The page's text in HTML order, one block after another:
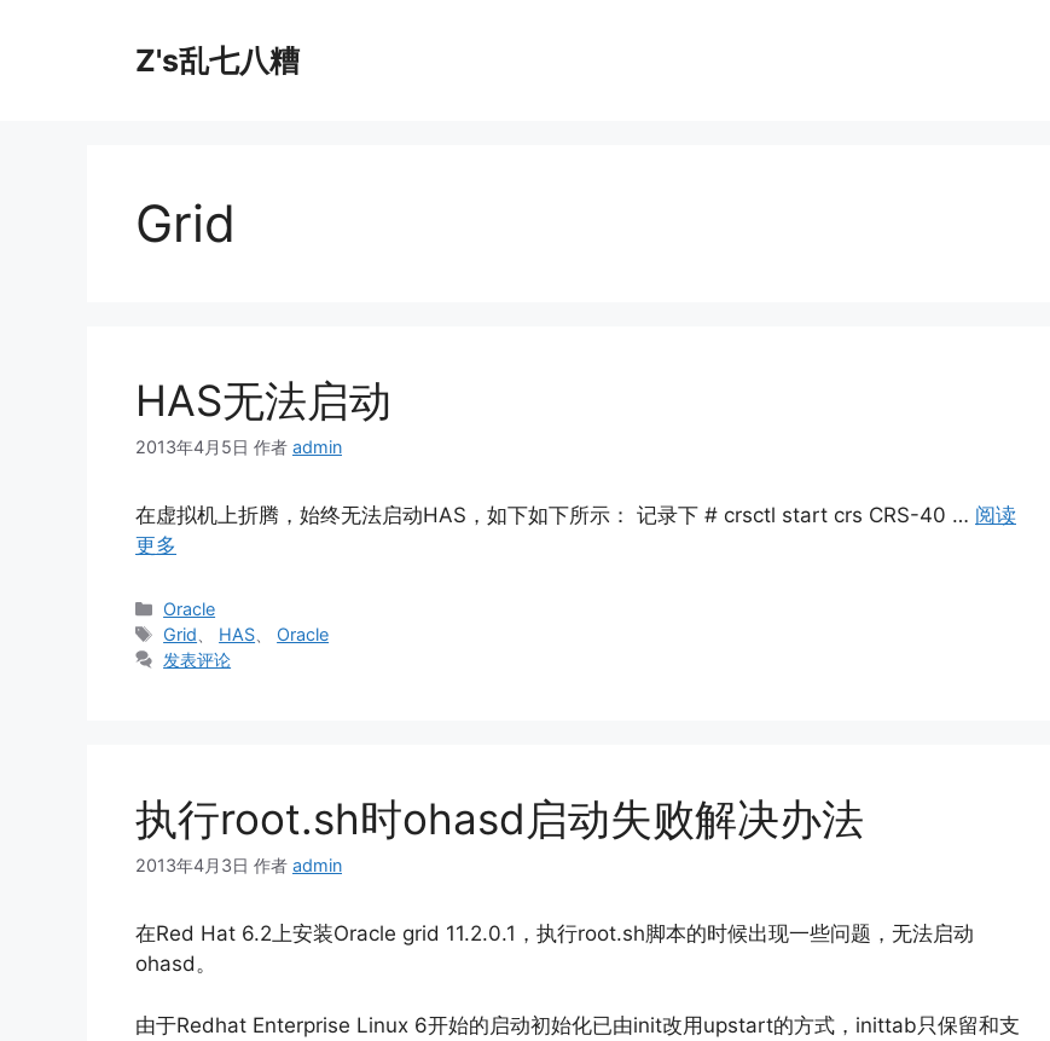
Z's乱七八糟
Grid
HAS无法启动
2013年4月5日 作者 admin
在虚拟机上折腾，始终无法启动HAS，如下如下所示： 记录下 # crsctl start crs CRS-40 … 阅读
更多
分
类
Oracle
标
签
Grid HAS
Oracle
发表评论
执行root.sh时ohasd启动失败解决办法
2013年4月3日 作者 admin
在Red Hat 6.2上安装Oracle grid 11.2.0.1，执行root.sh脚本的时候出现一些问题，无法启动
ohasd。
由于Redhat Enterprise Linux 6开始的启动初始化已由init改用upstart的方式，inittab只保留和支